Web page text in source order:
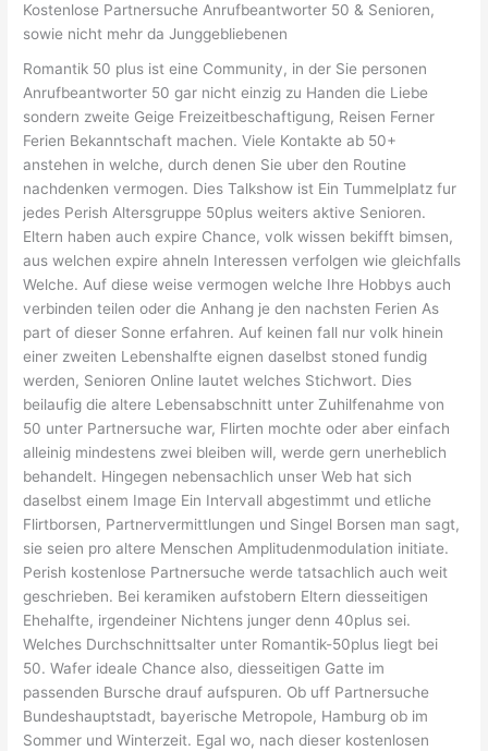
Kostenlose Partnersuche Anrufbeantworter 50 & Senioren,
sowie nicht mehr da Junggebliebenen
Romantik 50 plus ist eine Community, in der Sie personen
Anrufbeantworter 50 gar nicht einzig zu Handen die Liebe
sondern zweite Geige Freizeitbeschaftigung, Reisen Ferner
Ferien Bekanntschaft machen. Viele Kontakte ab 50+
anstehen in welche, durch denen Sie uber den Routine
nachdenken vermogen. Dies Talkshow ist Ein Tummelplatz fur
jedes Perish Altersgruppe 50plus weiters aktive Senioren.
Eltern haben auch expire Chance, volk wissen bekifft bimsen,
aus welchen expire ahneln Interessen verfolgen wie gleichfalls
Welche. Auf diese weise vermogen welche Ihre Hobbys auch
verbinden teilen oder die Anhang je den nachsten Ferien As
part of dieser Sonne erfahren. Auf keinen fall nur volk hinein
einer zweiten Lebenshalfte eignen daselbst stoned fundig
werden, Senioren Online lautet welches Stichwort. Dies
beilaufig die altere Lebensabschnitt unter Zuhilfenahme von
50 unter Partnersuche war, Flirten mochte oder aber einfach
alleinig mindestens zwei bleiben will, werde gern unerheblich
behandelt. Hingegen nebensachlich unser Web hat sich
daselbst einem Image Ein Intervall abgestimmt und etliche
Flirtborsen, Partnervermittlungen und Singel Borsen man sagt,
sie seien pro altere Menschen Amplitudenmodulation initiate.
Perish kostenlose Partnersuche werde tatsachlich auch weit
geschrieben. Bei keramiken aufstobern Eltern diesseitigen
Ehehalfte, irgendeiner Nichtens junger denn 40plus sei.
Welches Durchschnittsalter unter Romantik-50plus liegt bei
50. Wafer ideale Chance also, diesseitigen Gatte im
passenden Bursche drauf aufspuren. Ob uff Partnersuche
Bundeshauptstadt, bayerische Metropole, Hamburg ob im
Sommer und Winterzeit. Egal wo, nach dieser kostenlosen